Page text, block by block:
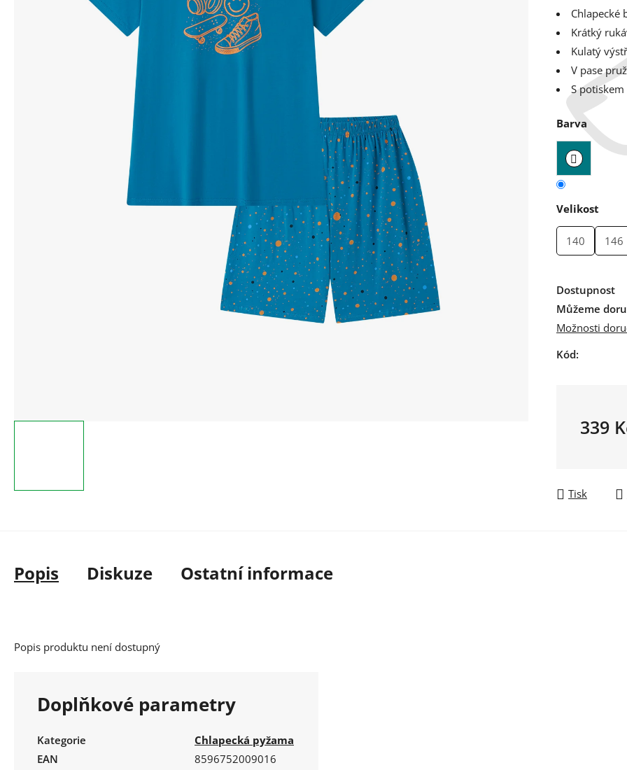
Chlapecké
Krátký
Kulatý
V pase
S potiskem
Barva
Velikost
140 146
Dostupnost
Můžeme
Možnosti
Kód:
339
Měrná
Tisk
Popis Diskuze Ostatní informace
Popis produktu není dostupný
Doplňkové parametry
Kategorie
Chlapecká pyžama
EAN
8596752009016